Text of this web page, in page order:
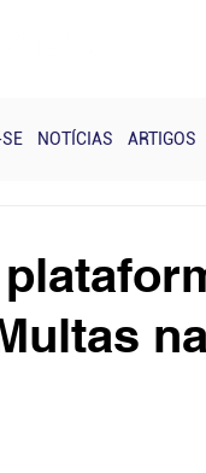
NOTÍCIAS ARTIGOS
Notícias